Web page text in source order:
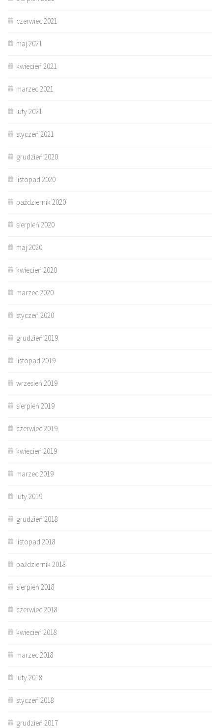
czerwiec 2021
maj 2021
kwiecień 2021
marzec 2021
luty 2021
styczeń 2021
grudzień 2020
listopad 2020
październik 2020
sierpień 2020
maj 2020
kwiecień 2020
marzec 2020
styczeń 2020
grudzień 2019
listopad 2019
wrzesień 2019
sierpień 2019
czerwiec 2019
kwiecień 2019
marzec 2019
luty 2019
grudzień 2018
listopad 2018
październik 2018
sierpień 2018
czerwiec 2018
kwiecień 2018
marzec 2018
luty 2018
styczeń 2018
grudzień 2017